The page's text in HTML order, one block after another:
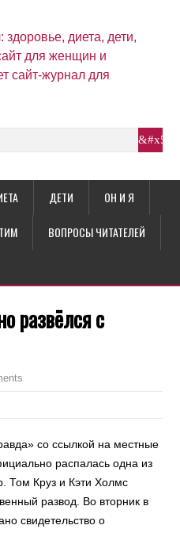
ДЕТИ ОН И Я
ВОПРОСЫ ЧИТАТЕЛЕЙ
развёлся с
со ссылкой на местные
распалась одна из
Том Круз и Кэти Холмс
развод. Во вторник в
свидетельство о